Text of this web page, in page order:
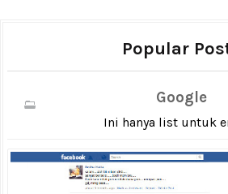
Popular
Google
Ini hanya list untuk